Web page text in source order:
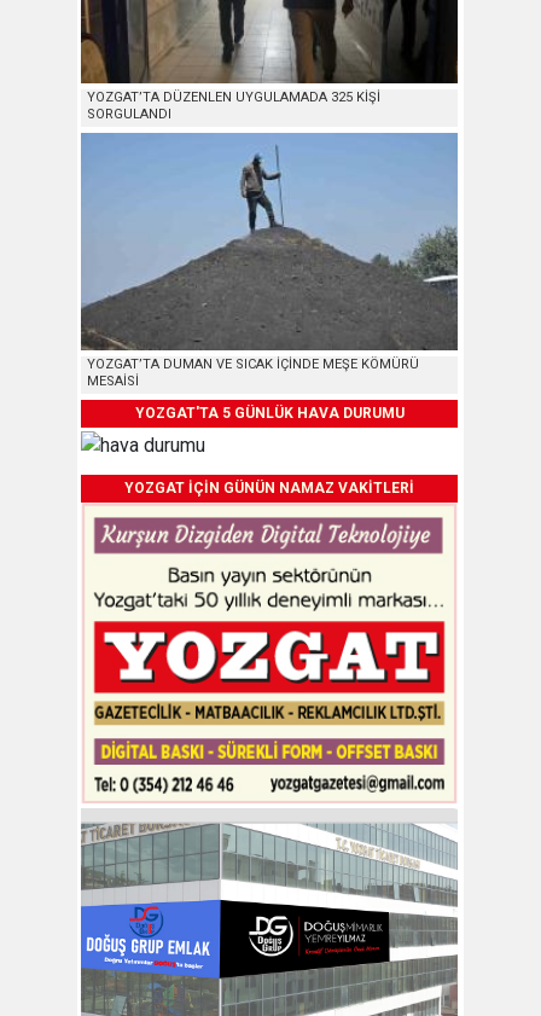
YOZGAT’TA DÜZENLEN UYGULAMADA 325 KİŞİ
SORGULANDI
YOZGAT’TA DUMAN VE SICAK İÇİNDE MEŞE KÖMÜRÜ
MESAİSİ
YOZGAT'TA 5 GÜNLÜK HAVA DURUMU
YOZGAT İÇİN GÜNÜN NAMAZ VAKİTLERİ